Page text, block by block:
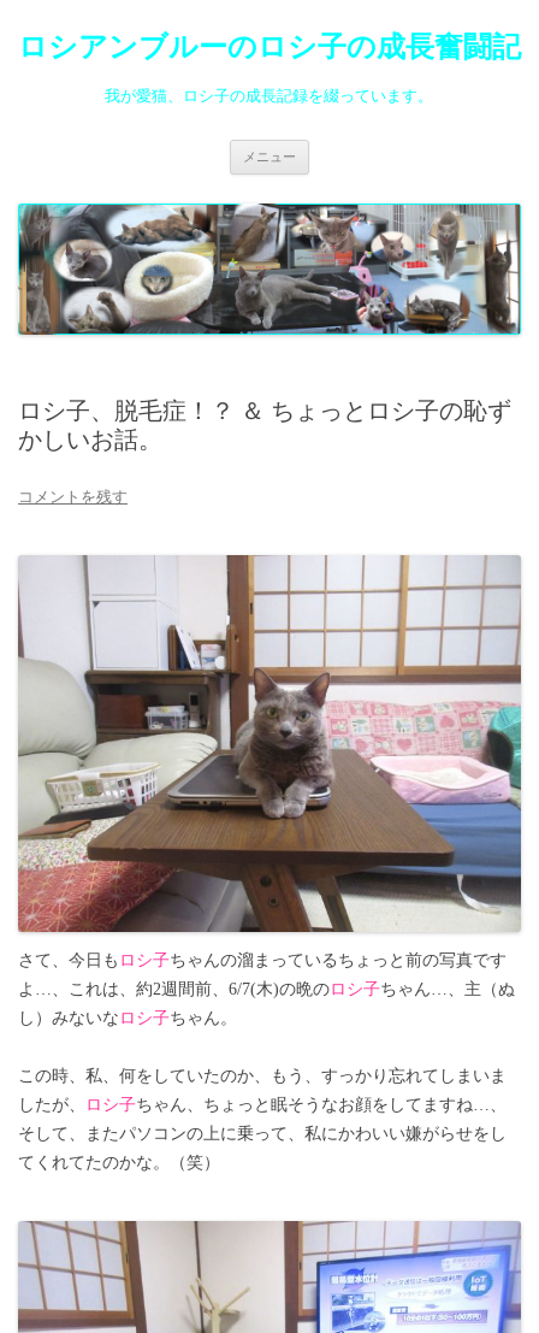
ロシアンブルーのロシ子の成長奮闘記
我が愛猫、ロシ子の成長記録を綴っています。
メニュー
ツ
へ
ス
キ
ッ
プ
ロシ子、脱毛症！？ ＆ ちょっとロシ子の恥ず
かしいお話。
コメントを残す
さて、今日も ロシ子ちゃんの溜まっているちょっと前の写真です
よ…、これは、約2週間前、6/7(木)の晩のロシ子ちゃん…、主（ぬ
し）みないな ロシ子ちゃん。
この時、私、何をしていたのか、もう、すっかり忘れてしまいま
したが、
ロシ子ちゃん、ちょっと眠そうなお顔をしてますね…、
そして、またパソコンの上に乗って、私にかわいい嫌がらせをし
てくれてたのかな。（笑）